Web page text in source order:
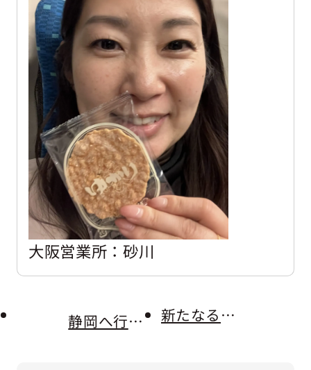
大阪営業所：砂川
静岡へ行ってまいりました🗻 新たなるトントゥ！？